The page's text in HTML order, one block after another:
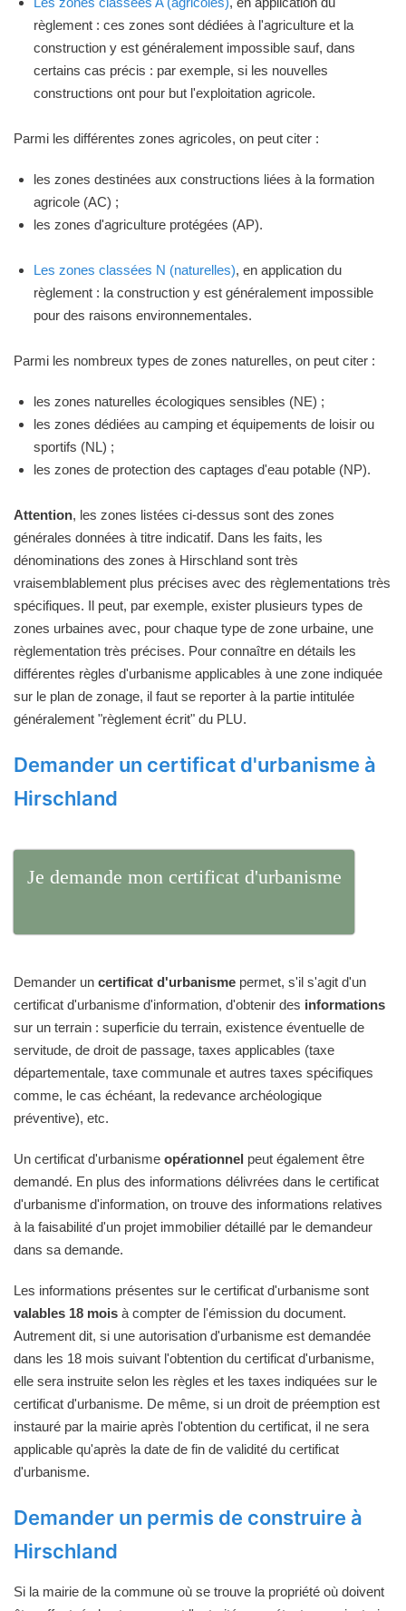
règlement : ces zones sont dédiées à l'agriculture et la
construction y est généralement impossible sauf, dans
certains cas précis : par exemple, si les nouvelles
constructions ont pour but l'exploitation agricole.
Parmi les différentes zones agricoles, on peut citer :
les zones destinées aux constructions liées à la formation
agricole (AC) ;
les zones d'agriculture protégées (AP).
Les zones classées N (naturelles), en application du
règlement : la construction y est généralement impossible
pour des raisons environnementales.
Parmi les nombreux types de zones naturelles, on peut citer :
les zones naturelles écologiques sensibles (NE) ;
les zones dédiées au camping et équipements de loisir ou
sportifs (NL) ;
les zones de protection des captages d'eau potable (NP).
Attention, les zones listées ci-dessus sont des zones
générales données à titre indicatif. Dans les faits, les
dénominations des zones à Hirschland sont très
vraisemblablement plus précises avec des règlementations très
spécifiques. Il peut, par exemple, exister plusieurs types de
zones urbaines avec, pour chaque type de zone urbaine, une
règlementation très précises. Pour connaître en détails les
différentes règles d'urbanisme applicables à une zone indiquée
sur le plan de zonage, il faut se reporter à la partie intitulée
généralement "règlement écrit" du PLU.
Demander un certificat d'urbanisme à
Hirschland
Je demande mon certificat d'urbanisme
Demander un certificat d'urbanisme permet, s'il s'agit d'un
certificat d'urbanisme d'information, d'obtenir des informations
sur un terrain : superficie du terrain, existence éventuelle de
servitude, de droit de passage, taxes applicables (taxe
départementale, taxe communale et autres taxes spécifiques
comme, le cas échéant, la redevance archéologique
préventive), etc.
Un certificat d'urbanisme opérationnel peut également être
demandé. En plus des informations délivrées dans le certificat
d'urbanisme d'information, on trouve des informations relatives
à la faisabilité d'un projet immobilier détaillé par le demandeur
dans sa demande.
Les informations présentes sur le certificat d'urbanisme sont
valables 18 mois à compter de l'émission du document.
Autrement dit, si une autorisation d'urbanisme est demandée
dans les 18 mois suivant l'obtention du certificat d'urbanisme,
elle sera instruite selon les règles et les taxes indiquées sur le
certificat d'urbanisme. De même, si un droit de préemption est
instauré par la mairie après l'obtention du certificat, il ne sera
applicable qu'après la date de fin de validité du certificat
d'urbanisme.
Demander un permis de construire à
Hirschland
Si la mairie de la commune où se trouve la propriété où doivent